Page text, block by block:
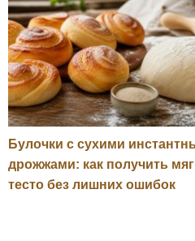
Булочки с сухими
дрожжами: как получить
тесто без лишних ошибок